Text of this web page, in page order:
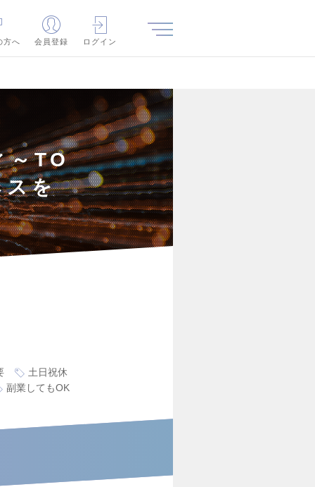
方へ
会員登録 ログイン
～TO
スを
土日祝休
副業してもOK